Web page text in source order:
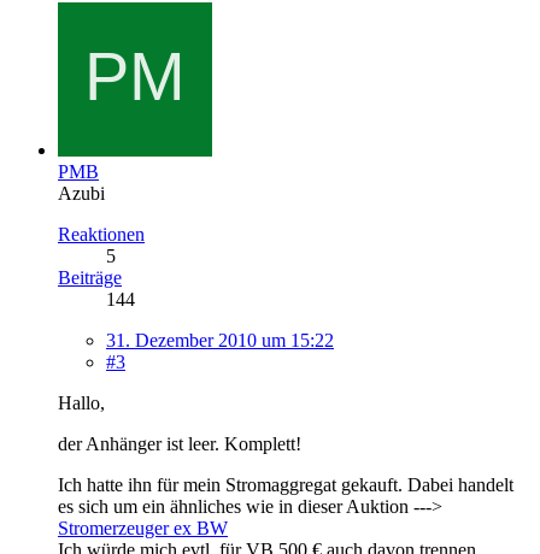
PMB
Azubi
Reaktionen
5
Beiträge
144
31. Dezember 2010 um 15:22
#3
Hallo,
der Anhänger ist leer. Komplett!
Ich hatte ihn für mein Stromaggregat gekauft. Dabei handelt
es sich um ein ähnliches wie in dieser Auktion --->
Stromerzeuger ex BW
Ich würde mich evtl. für VB 500 € auch davon trennen.